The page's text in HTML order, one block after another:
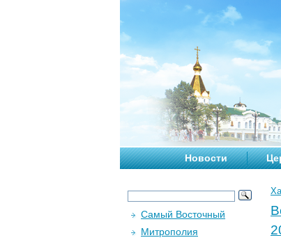
Новости
Самый Восточный
Митрополия